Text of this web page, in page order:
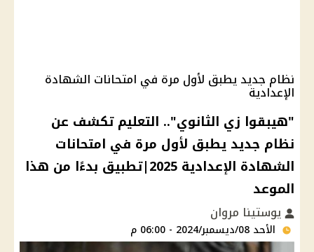
نظام جديد يطبق لأول مرة في امتحانات الشهادة
الإعدادية
"هيبقوا زي الثانوي".. التعليم تكشف عن
نظام جديد يطبق لأول مرة في امتحانات
الشهادة الإعدادية 2025|تطبيق بدءًا من هذا
الموعد
يوستينا مروان
الأحد 08/ديسمبر/2024 - 06:00 م